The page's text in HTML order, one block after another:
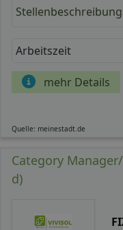
Arbeitszeit
mehr Details
Quelle: meinestadt.de
Category
d)